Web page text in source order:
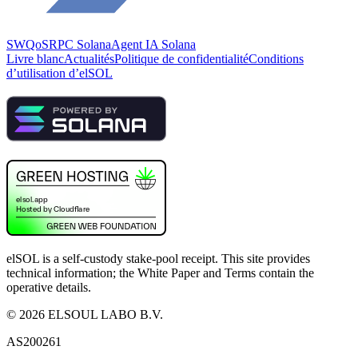
SWQoSRPC SolanaAgent IA Solana
Livre blancActualitésPolitique de confidentialitéConditions
d’utilisation d’elSOL
elSOL is a self-custody stake-pool receipt. This site provides
technical information; the White Paper and Terms contain the
operative details.
© 2026 ELSOUL LABO B.V.
AS200261